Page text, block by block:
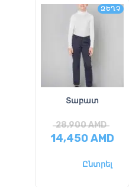
ԶԵՂՉ
Տաբատ
28,900AMD
14,450AMD
Ընտրել